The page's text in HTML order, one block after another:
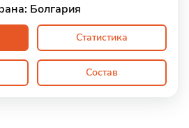
Болгария
Статистика
Состав